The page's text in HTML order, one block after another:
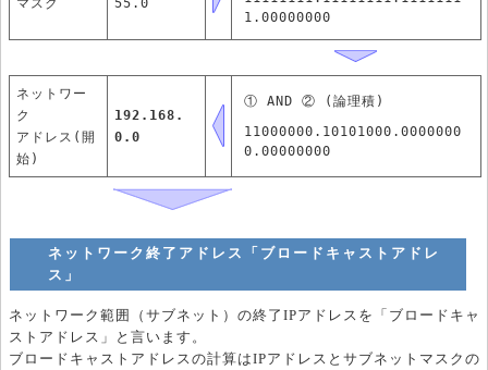
マスク 55.0
1.00000000
ネットワー
ク
アドレス(開
始)
192.168.
0.0
① AND ② (論理積)
11000000.10101000.0000000
0.00000000
ネットワーク終了アドレス「ブロードキャストアドレ
ス」
ネットワーク範囲（サブネット）の終了IPアドレスを「ブロードキャ
ストアドレス」と言います。
ブロードキャストアドレスの計算はIPアドレスとサブネットマスクの